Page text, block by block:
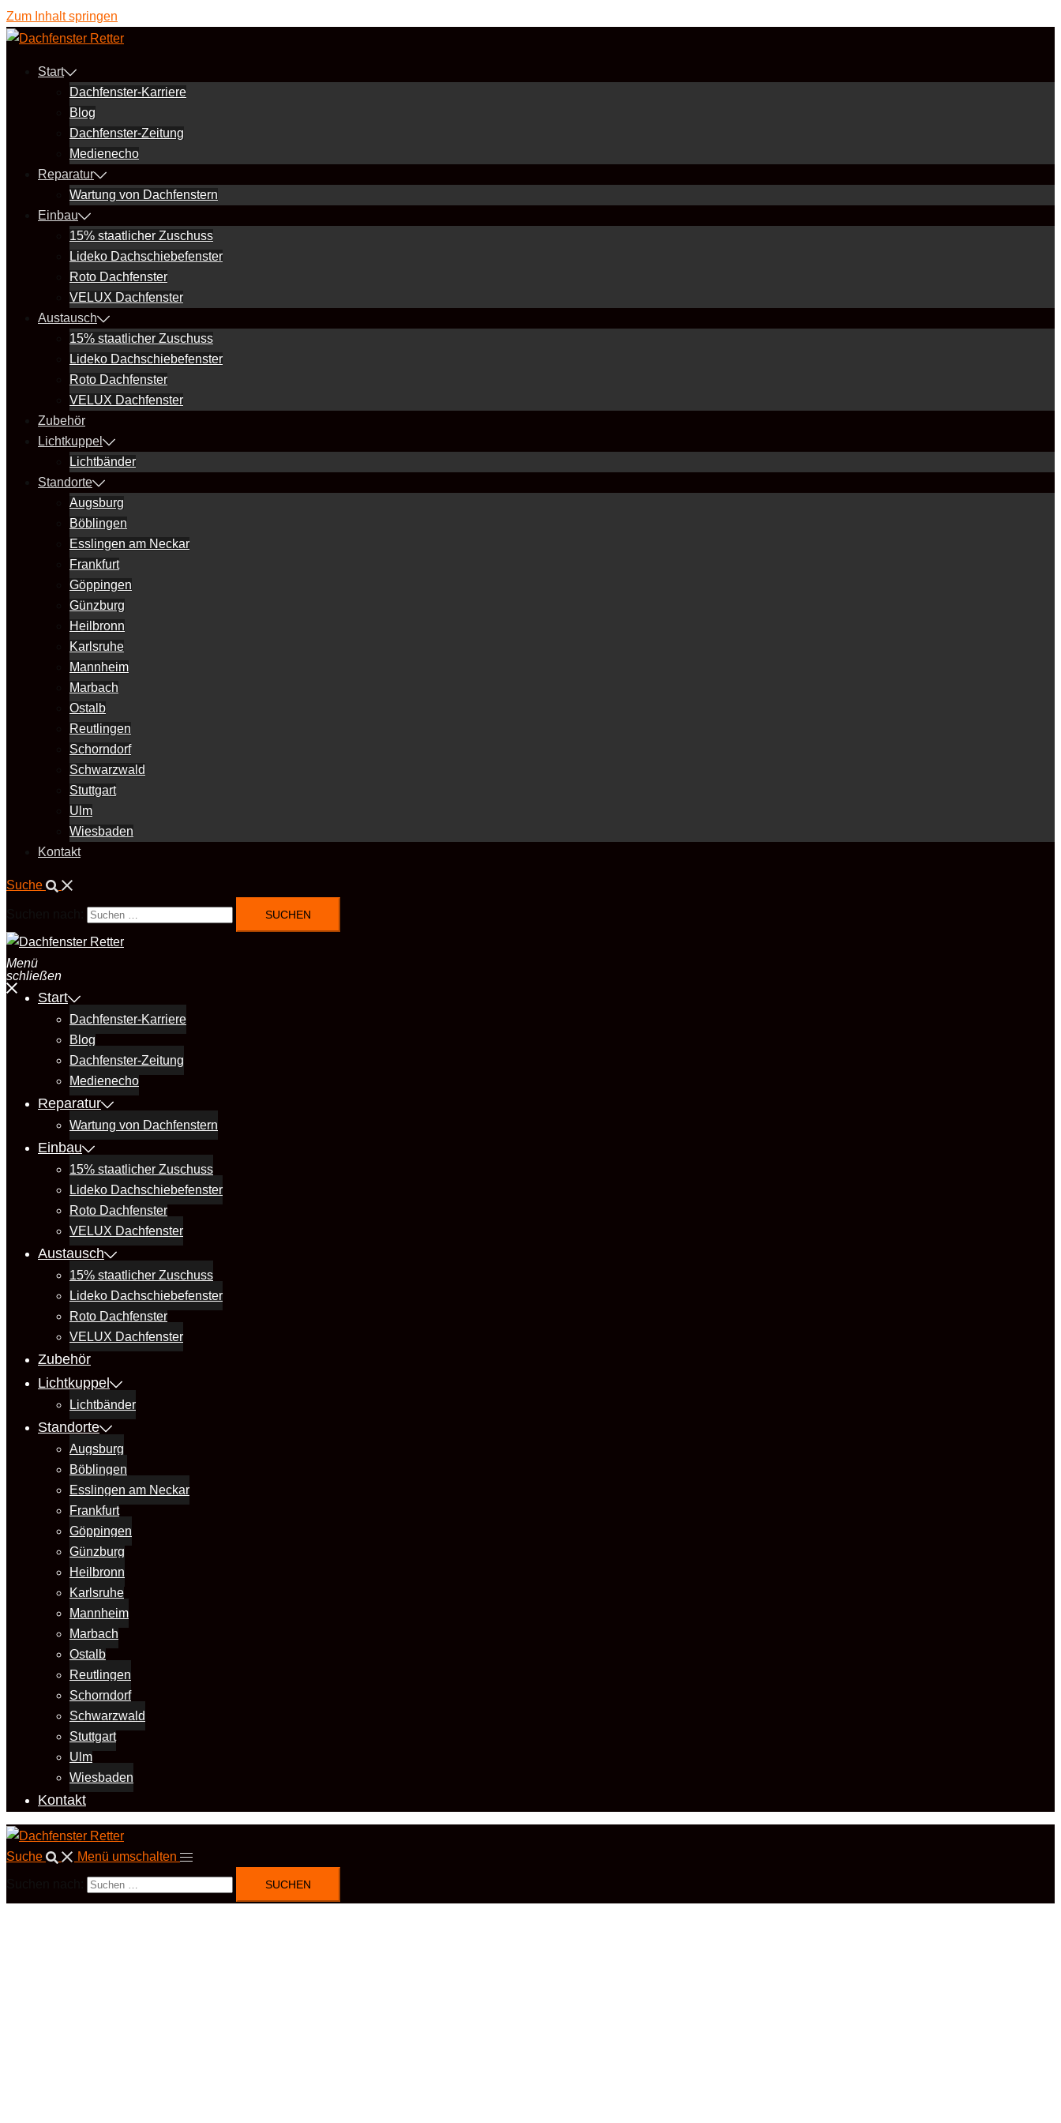
Zum Inhalt springen
Start
Dachfenster-Karriere
Blog
Dachfenster-Zeitung
Medienecho
Reparatur
Wartung von Dachfenstern
Einbau
15% staatlicher Zuschuss
Lideko Dachschiebefenster
Roto Dachfenster
VELUX Dachfenster
Austausch
15% staatlicher Zuschuss
Lideko Dachschiebefenster
Roto Dachfenster
VELUX Dachfenster
Zubehör
Lichtkuppel
Lichtbänder
Standorte
Augsburg
Böblingen
Esslingen am Neckar
Frankfurt
Göppingen
Günzburg
Heilbronn
Karlsruhe
Mannheim
Marbach
Ostalb
Reutlingen
Schorndorf
Schwarzwald
Stuttgart
Ulm
Wiesbaden
Kontakt
Suche
Menü
schließen
Start
Dachfenster-Karriere
Blog
Dachfenster-Zeitung
Medienecho
Reparatur
Wartung von Dachfenstern
Einbau
15% staatlicher Zuschuss
Lideko Dachschiebefenster
Roto Dachfenster
VELUX Dachfenster
Austausch
15% staatlicher Zuschuss
Lideko Dachschiebefenster
Roto Dachfenster
VELUX Dachfenster
Zubehör
Lichtkuppel
Lichtbänder
Standorte
Augsburg
Böblingen
Esslingen am Neckar
Frankfurt
Göppingen
Günzburg
Heilbronn
Karlsruhe
Mannheim
Marbach
Ostalb
Reutlingen
Schorndorf
Schwarzwald
Stuttgart
Ulm
Wiesbaden
Kontakt
Suche Menü umschalten